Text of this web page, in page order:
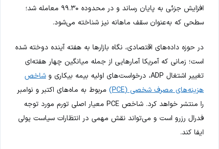
افزایش جزئی به پایان رساند و در محدوده ۹۹.۳۰ معامله شد؛
سطحی که به‌عنوان سقف ماهانه نیز شناخته می‌شود.
در حوزه داده‌های اقتصادی، نگاه بازارها به هفته آینده دوخته شده
است؛ زمانی که آمریکا آمارهایی از جمله میانگین چهار هفته‌ای
تغییر اشتغال ADP، درخواست‌های اولیه بیمه بیکاری و
شاخص
هزینه‌های مصرف شخصی (PCE)
مربوط به ماه‌های اکتبر و نوامبر
را منتشر خواهد کرد. شاخص PCE معیار اصلی تورم مورد توجه
فدرال رزرو است و می‌تواند نقش مهمی در انتظارات سیاست پولی
ایفا کند.